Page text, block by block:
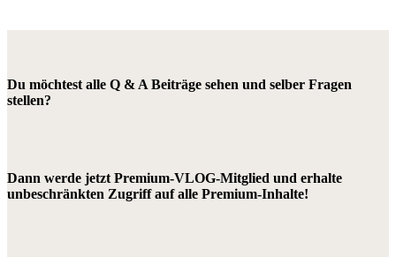
Du möchtest alle Q & A Beiträge sehen und selber Fragen
stellen?
Dann werde jetzt Premium-VLOG-Mitglied und erhalte
unbeschränkten Zugriff auf alle Premium-Inhalte!